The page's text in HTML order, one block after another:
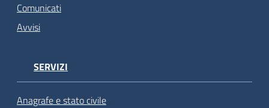
Comunicati
Avvisi
SERVIZI
Anagrafe e stato civile